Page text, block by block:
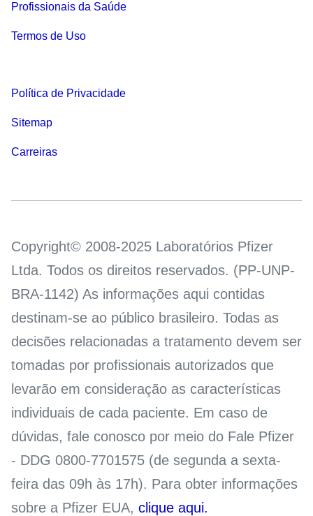
Profissionais da Saúde
Termos de Uso
Política de Privacidade
Sitemap
Carreiras
Copyright© 2008-2025 Laboratórios Pfizer
Ltda. Todos os direitos reservados. (PP-UNP-
BRA-1142) As informações aqui contidas
destinam-se ao público brasileiro. Todas as
decisões relacionadas a tratamento devem ser
tomadas por profissionais autorizados que
levarão em consideração as características
individuais de cada paciente. Em caso de
dúvidas, fale conosco por meio do Fale Pfizer
- DDG 0800-7701575 (de segunda a sexta-
feira das 09h às 17h). Para obter informações
sobre a Pfizer EUA, clique aqui.